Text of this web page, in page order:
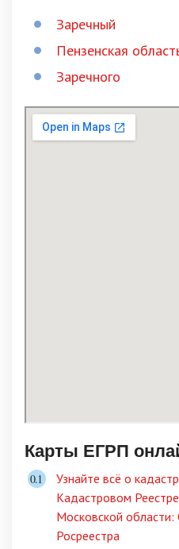
Заречный
Пензенская
Заречного
Карты ЕГРП
Узнайте всё о
Кадастровом
Московской
Росреестра